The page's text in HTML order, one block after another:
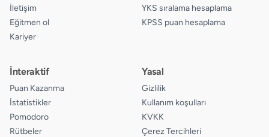
İletişim
Eğitmen ol
Kariyer
YKS sıralama hesaplama
KPSS puan hesaplama
İnteraktif
Puan Kazanma
İstatistikler
Pomodoro
Rütbeler
Yasal
Gizlilik
Kullanım koşulları
KVKK
Çerez Tercihleri